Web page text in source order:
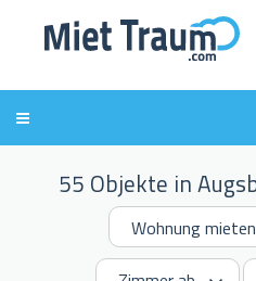
55 Objekte in